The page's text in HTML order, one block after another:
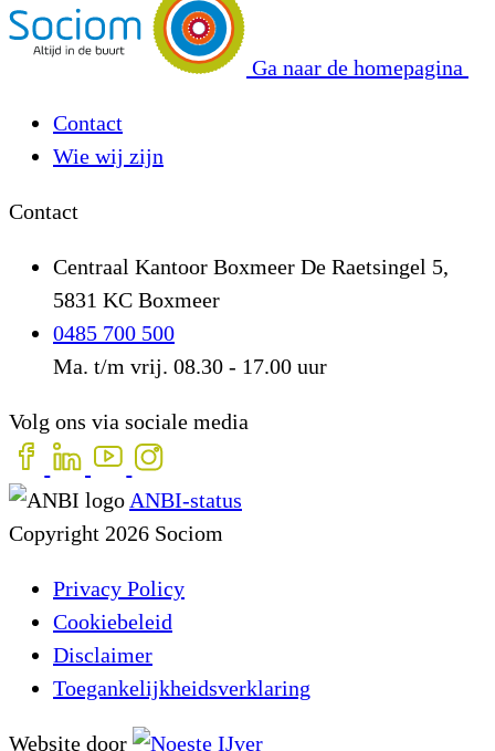
Ga naar de homepagina
Contact
Wie wij zijn
Contact
Centraal Kantoor Boxmeer De Raetsingel 5,
5831 KC Boxmeer
0485 700 500
Ma. t/m vrij. 08.30 - 17.00 uur
Volg ons via sociale media
ANBI-status
Copyright 2026 Sociom
Privacy Policy
Cookiebeleid
Disclaimer
Toegankelijkheidsverklaring
Website door